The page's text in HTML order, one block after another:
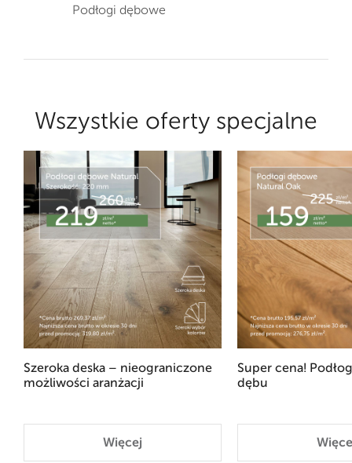
Podłogi dębowe
Wszystkie oferty specjalne
Szeroka deska – nieograniczone
możliwości aranżacji
Więcej
Super cena!
dębu